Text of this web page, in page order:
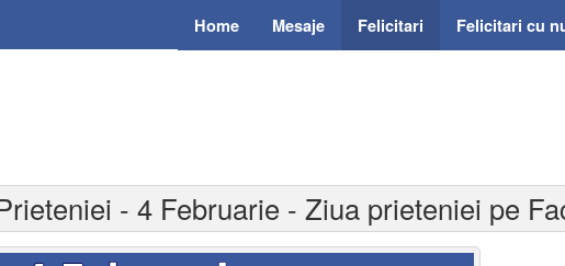
Home Mesaje Felicitari Felicitari cu
- 4 Februarie - Ziua prieteniei pe